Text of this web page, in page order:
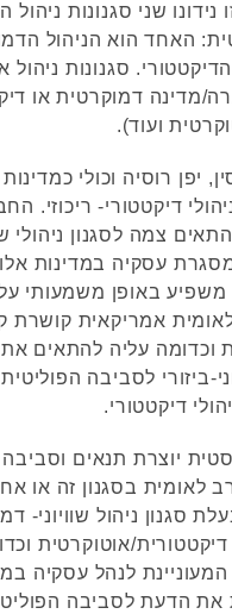
שני סגנונות ניהול
האחד הוא הניהול
סגנונות
מדינה דמוקרטית או
ועוד).
יפן רוסיה וכולי
דיקטטורי- ריכוזי.
צמה לסגנון ניהולי
עסקיה במדינות
באופן משמעותי על
אמריקאית קושרת
וכדומה עליה להתאים את
ביזורי לסביבה
דיקטטורי.
יוצרת תנאים וסביבה
לאומית בסגנון זה או
סגנון ניהול שוויוני-
אוטוקרטית
לנהל עסקיה
הדעת לסביבה